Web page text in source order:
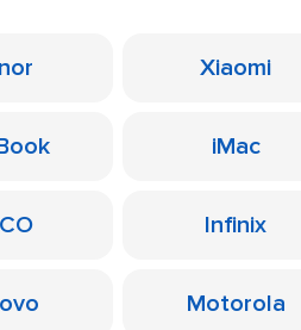
Xiaomi
iMac
Infinix
Motorola